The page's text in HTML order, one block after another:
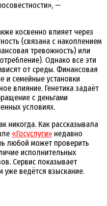
—
косвенно влияет через
(связана с накоплением
тревожность) или
Однако все эти
от среды. Финансовая
и семейные установки
влияние. Генетика задаёт
с деньгами
условиях.
никогда. Как рассказывала
«Госуслуги» недавно
любой может проверить
исполнительных
Сервис показывает
ведётся взыскание.